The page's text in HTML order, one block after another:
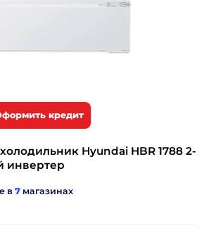
кредит
Hyundai HBR 1788 2-
инвертер
в 7 магазинах